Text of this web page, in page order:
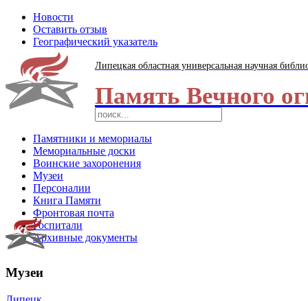
Новости
Оставить отзыв
Географический указатель
Липецкая областная универсальная научная
Память Вечного
Памятники и мемориалы
Мемориальные доски
Воинские захоронения
Музеи
Персоналии
Книга Памяти
Фронтовая почта
Госпитали
Архивные документы
Музеи